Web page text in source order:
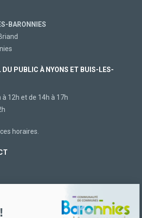
BARONNIES
DU PUBLIC À NYONS ET BUIS-LES-
à 12h et de 14h à 17h
horaires.